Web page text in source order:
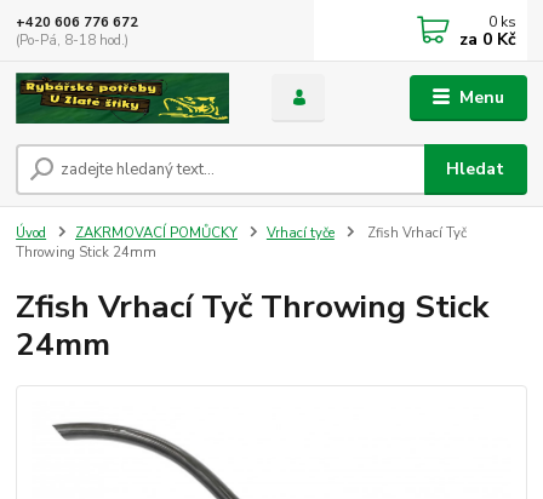
Menu
Hledat
+420 606 776 672
(Po-Pá, 8-18 hod.)
0 ks
za 0 Kč
Úvod ZAKRMOVACÍ POMŮCKY Vrhací tyče
Zfish Vrhací Tyč
Throwing Stick 24mm
Zfish Vrhací Tyč Throwing Stick
24mm